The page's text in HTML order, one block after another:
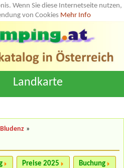
Wenn Sie diese Internetseite nutzen,
von Cookies Mehr Info
Landkarte
»
Preise 2025 Buchung